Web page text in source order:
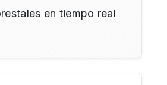
en tiempo real